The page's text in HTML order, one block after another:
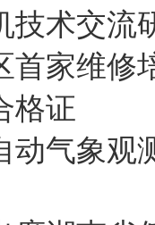
技术交流
首家维修
格证
动气象观